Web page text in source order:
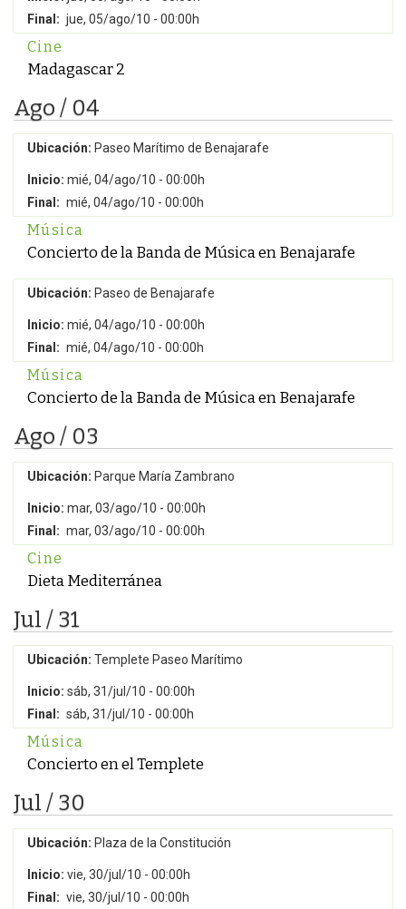
Final: jue, 05/ago/10 - 00:00h
Cine
Madagascar 2
Ago / 04
Ubicación: Paseo Marítimo de Benajarafe
Inicio: mié, 04/ago/10 - 00:00h
Final: mié, 04/ago/10 - 00:00h
Música
Concierto de la Banda de Música en Benajarafe
Ubicación: Paseo de Benajarafe
Inicio: mié, 04/ago/10 - 00:00h
Final: mié, 04/ago/10 - 00:00h
Música
Concierto de la Banda de Música en Benajarafe
Ago / 03
Ubicación: Parque María Zambrano
Inicio: mar, 03/ago/10 - 00:00h
Final: mar, 03/ago/10 - 00:00h
Cine
Dieta Mediterránea
Jul / 31
Ubicación: Templete Paseo Marítimo
Inicio: sáb, 31/jul/10 - 00:00h
Final: sáb, 31/jul/10 - 00:00h
Música
Concierto en el Templete
Jul / 30
Ubicación: Plaza de la Constitución
Inicio: vie, 30/jul/10 - 00:00h
Final: vie, 30/jul/10 - 00:00h